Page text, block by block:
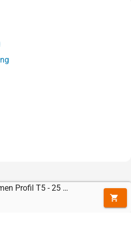
Klemmplatte für Zahnriemen Profil T5 - 25 mm